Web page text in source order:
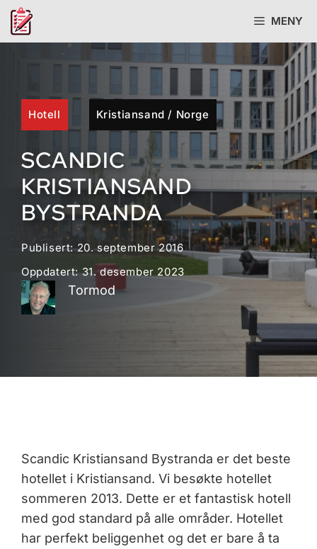
Hopp
MENY
Hotell Kristiansand / Norge
SCANDIC
KRISTIANSAND
BYSTRANDA
Publisert:20. september 2016
Oppdatert:31. desember 2023
Tormod
Scandic Kristiansand Bystranda er det beste
hotellet i Kristiansand. Vi besøkte hotellet
sommeren 2013. Dette er et fantastisk hotell
med god standard på alle områder. Hotellet
har perfekt beliggenhet og det er bare å ta